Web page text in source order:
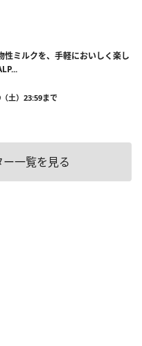
性ミルクを、手軽においしく楽し
土）23:59まで
一覧を見る